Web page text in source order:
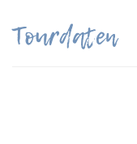
Tourdaten